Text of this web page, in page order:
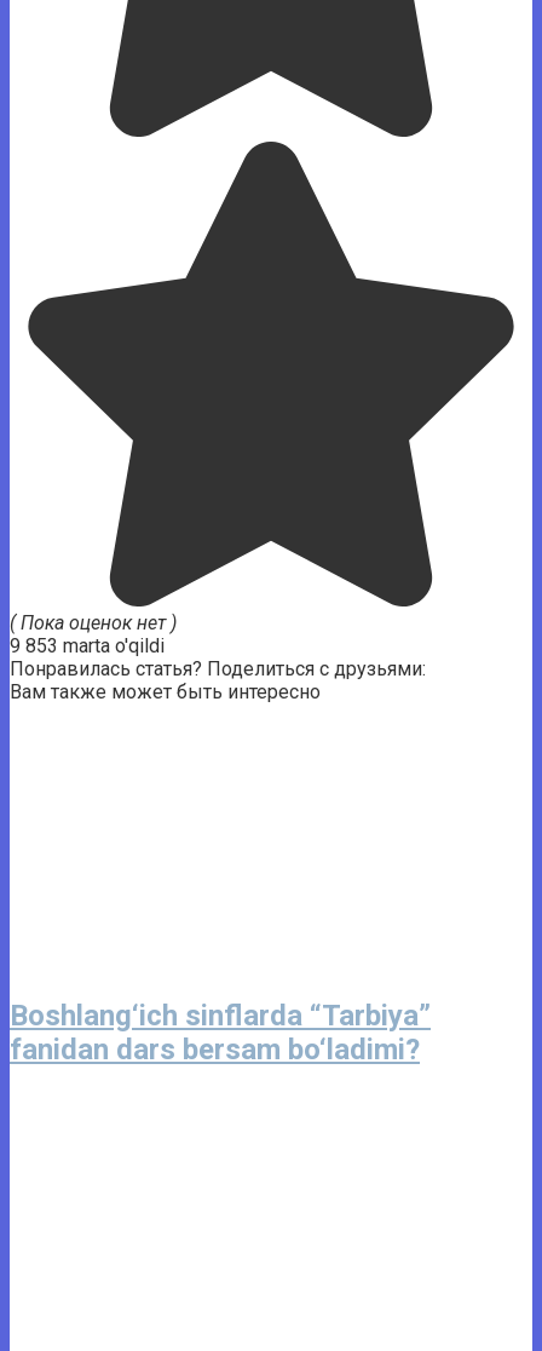
( Пока оценок нет )
9 853 marta o'qildi
Понравилась статья? Поделиться с друзьями:
Вам также может быть интересно
Boshlang‘ich sinflarda “Tarbiya”
fanidan dars bersam bo‘ladimi?